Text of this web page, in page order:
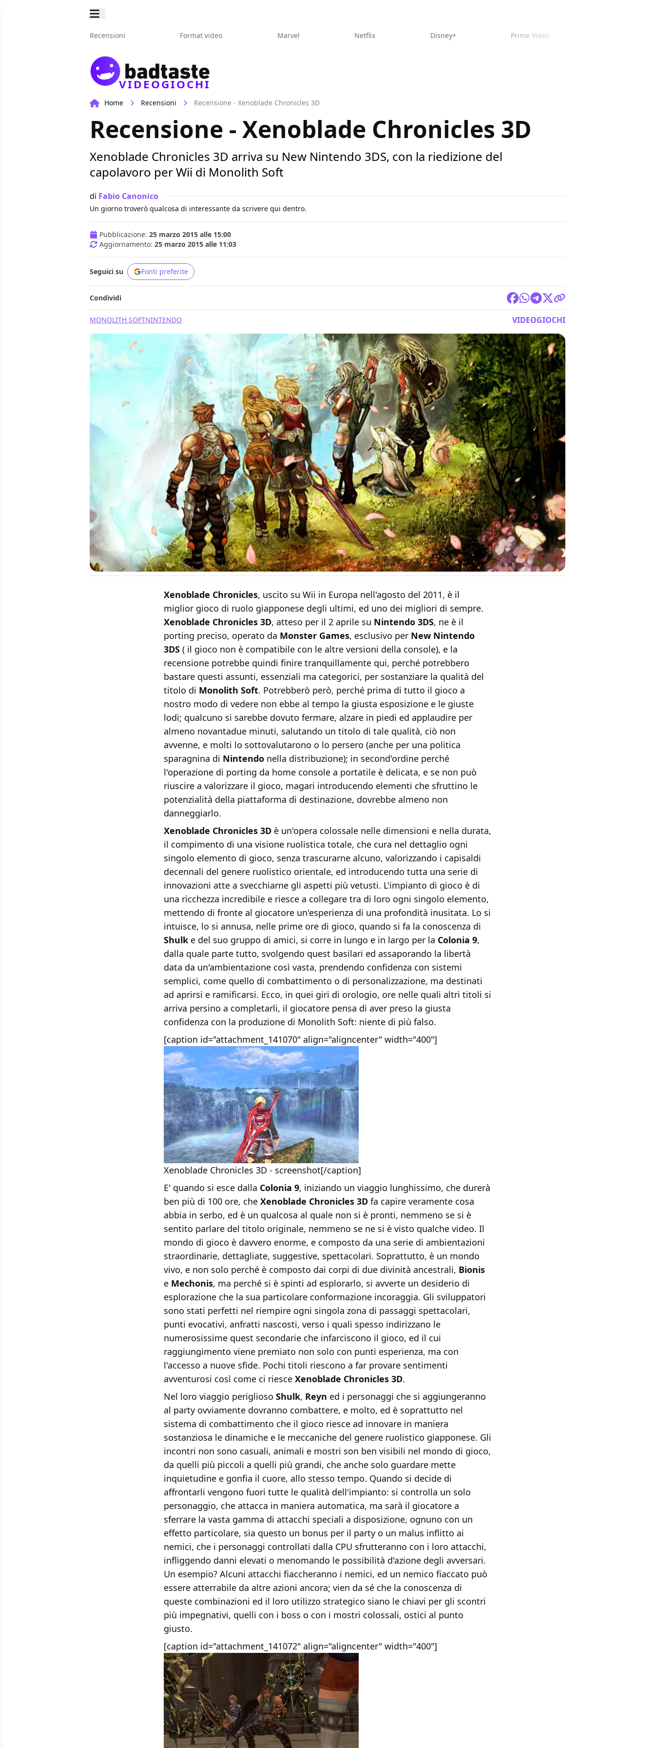
Recensioni Format video Marvel Netflix Disney+ Prime Video
VIDEOGIOCHI
Home Recensioni Recensione - Xenoblade Chronicles 3D
Recensione - Xenoblade Chronicles 3D
Xenoblade Chronicles 3D arriva su New Nintendo 3DS, con la riedizione del
capolavoro per Wii di Monolith Soft
di Fabio Canonico
Un giorno troverò qualcosa di interessante da scrivere qui dentro.
Pubblicazione: 25 marzo 2015 alle 15:00
Aggiornamento: 25 marzo 2015 alle 11:03
Seguici su Fonti preferite
Condividi
MONOLITH SOFTNINTENDO VIDEOGIOCHI
Xenoblade Chronicles, uscito su Wii in Europa nell'agosto del 2011, è il
miglior gioco di ruolo giapponese degli ultimi, ed uno dei migliori di sempre.
Xenoblade Chronicles 3D, atteso per il 2 aprile su Nintendo 3DS, ne è il
porting preciso, operato da Monster Games, esclusivo per New Nintendo
3DS ( il gioco non è compatibile con le altre versioni della console), e la
recensione potrebbe quindi finire tranquillamente qui, perché potrebbero
bastare questi assunti, essenziali ma categorici, per sostanziare la qualità del
titolo di Monolith Soft. Potrebberò però, perché prima di tutto il gioco a
nostro modo di vedere non ebbe al tempo la giusta esposizione e le giuste
lodi; qualcuno si sarebbe dovuto fermare, alzare in piedi ed applaudire per
almeno novantadue minuti, salutando un titolo di tale qualità, ciò non
avvenne, e molti lo sottovalutarono o lo persero (anche per una politica
sparagnina di Nintendo nella distribuzione); in second'ordine perché
l'operazione di porting da home console a portatile è delicata, e se non può
riuscire a valorizzare il gioco, magari introducendo elementi che sfruttino le
potenzialità della piattaforma di destinazione, dovrebbe almeno non
danneggiarlo.
Xenoblade Chronicles 3D è un'opera colossale nelle dimensioni e nella durata,
il compimento di una visione ruolistica totale, che cura nel dettaglio ogni
singolo elemento di gioco, senza trascurarne alcuno, valorizzando i capisaldi
decennali del genere ruolistico orientale, ed introducendo tutta una serie di
innovazioni atte a svecchiarne gli aspetti più vetusti. L'impianto di gioco è di
una ricchezza incredibile e riesce a collegare tra di loro ogni singolo elemento,
mettendo di fronte al giocatore un'esperienza di una profondità inusitata. Lo si
intuisce, lo si annusa, nelle prime ore di gioco, quando si fa la conoscenza di
Shulk e del suo gruppo di amici, si corre in lungo e in largo per la Colonia 9,
dalla quale parte tutto, svolgendo quest basilari ed assaporando la libertà
data da un'ambientazione così vasta, prendendo confidenza con sistemi
semplici, come quello di combattimento o di personalizzazione, ma destinati
ad aprirsi e ramificarsi. Ecco, in quei giri di orologio, ore nelle quali altri titoli si
arriva persino a completarli, il giocatore pensa di aver preso la giusta
confidenza con la produzione di Monolith Soft: niente di più falso.
[caption id="attachment_141070" align="aligncenter" width="400"]
Xenoblade Chronicles 3D - screenshot[/caption]
E' quando si esce dalla Colonia 9, iniziando un viaggio lunghissimo, che durerà
ben più di 100 ore, che Xenoblade Chronicles 3D fa capire veramente cosa
abbia in serbo, ed è un qualcosa al quale non si è pronti, nemmeno se si è
sentito parlare del titolo originale, nemmeno se ne si è visto qualche video. Il
mondo di gioco è davvero enorme, e composto da una serie di ambientazioni
straordinarie, dettagliate, suggestive, spettacolari. Soprattutto, è un mondo
vivo, e non solo perché è composto dai corpi di due divinità ancestrali, Bionis
e Mechonis, ma perché si è spinti ad esplorarlo, si avverte un desiderio di
esplorazione che la sua particolare conformazione incoraggia. Gli sviluppatori
sono stati perfetti nel riempire ogni singola zona di passaggi spettacolari,
punti evocativi, anfratti nascosti, verso i quali spesso indirizzano le
numerosissime quest secondarie che infarciscono il gioco, ed il cui
raggiungimento viene premiato non solo con punti esperienza, ma con
l'accesso a nuove sfide. Pochi titoli riescono a far provare sentimenti
avventurosi così come ci riesce Xenoblade Chronicles 3D.
Nel loro viaggio periglioso Shulk, Reyn ed i personaggi che si aggiungeranno
al party ovviamente dovranno combattere, e molto, ed è soprattutto nel
sistema di combattimento che il gioco riesce ad innovare in maniera
sostanziosa le dinamiche e le meccaniche del genere ruolistico giapponese. Gli
incontri non sono casuali, animali e mostri son ben visibili nel mondo di gioco,
da quelli più piccoli a quelli più grandi, che anche solo guardare mette
inquietudine e gonfia il cuore, allo stesso tempo. Quando si decide di
affrontarli vengono fuori tutte le qualità dell'impianto: si controlla un solo
personaggio, che attacca in maniera automatica, ma sarà il giocatore a
sferrare la vasta gamma di attacchi speciali a disposizione, ognuno con un
effetto particolare, sia questo un bonus per il party o un malus inflitto ai
nemici, che i personaggi controllati dalla CPU sfrutteranno con i loro attacchi,
infliggendo danni elevati o menomando le possibilità d'azione degli avversari.
Un esempio? Alcuni attacchi fiaccheranno i nemici, ed un nemico fiaccato può
essere atterrabile da altre azioni ancora; vien da sé che la conoscenza di
queste combinazioni ed il loro utilizzo strategico siano le chiavi per gli scontri
più impegnativi, quelli con i boss o con i mostri colossali, ostici al punto
giusto.
[caption id="attachment_141072" align="aligncenter" width="400"]